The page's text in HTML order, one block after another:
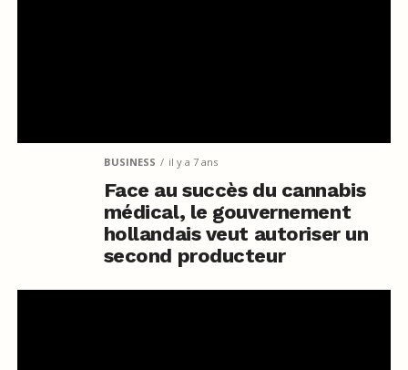
BUSINESS il y a 7 ans
Face au succès du cannabis
médical, le gouvernement
hollandais veut autoriser un
second producteur